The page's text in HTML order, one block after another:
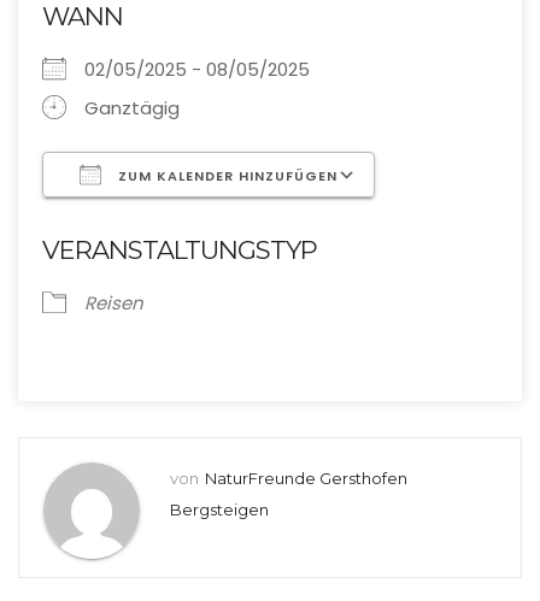
WANN
02/05/2025 - 08/05/2025
Ganztägig
ZUM KALENDER HINZUFÜGEN
VERANSTALTUNGSTYP
Reisen
von NaturFreunde Gersthofen
Bergsteigen